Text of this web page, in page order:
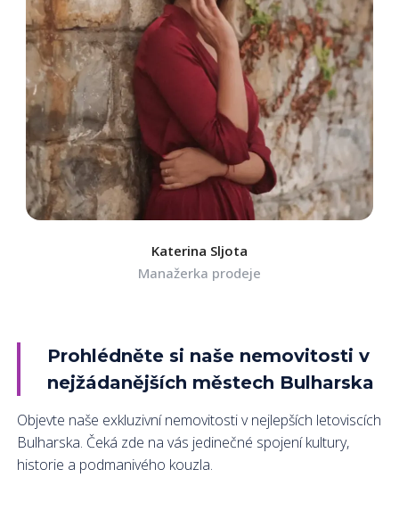
Katerina Sljota
Manažerka prodeje
Prohlédněte si naše nemovitosti v
nejžádanějších městech Bulharska
Objevte naše exkluzivní nemovitosti v nejlepších letoviscích
Bulharska. Čeká zde na vás jedinečné spojení kultury,
historie a podmanivého kouzla.